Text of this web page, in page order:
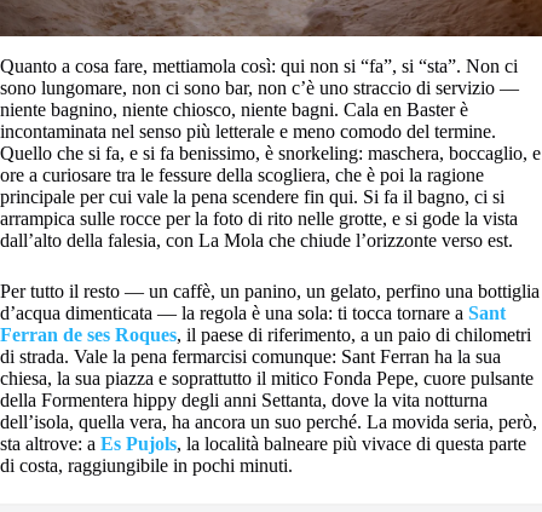
Quanto a cosa fare, mettiamola così: qui non si “fa”, si “sta”. Non ci
sono lungomare, non ci sono bar, non c’è uno straccio di servizio —
niente bagnino, niente chiosco, niente bagni. Cala en Baster è
incontaminata nel senso più letterale e meno comodo del termine.
Quello che si fa, e si fa benissimo, è snorkeling: maschera, boccaglio, e
ore a curiosare tra le fessure della scogliera, che è poi la ragione
principale per cui vale la pena scendere fin qui. Si fa il bagno, ci si
arrampica sulle rocce per la foto di rito nelle grotte, e si gode la vista
dall’alto della falesia, con La Mola che chiude l’orizzonte verso est.
Per tutto il resto — un caffè, un panino, un gelato, perfino una bottiglia
d’acqua dimenticata — la regola è una sola: ti tocca tornare a Sant
Ferran de ses Roques, il paese di riferimento, a un paio di chilometri
di strada. Vale la pena fermarcisi comunque: Sant Ferran ha la sua
chiesa, la sua piazza e soprattutto il mitico Fonda Pepe, cuore pulsante
della Formentera hippy degli anni Settanta, dove la vita notturna
dell’isola, quella vera, ha ancora un suo perché. La movida seria, però,
sta altrove: a Es Pujols, la località balneare più vivace di questa parte
di costa, raggiungibile in pochi minuti.